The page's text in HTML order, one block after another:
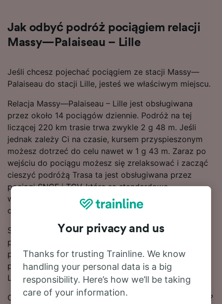
Jak odbyć podróż pociągiem relacji
Massy—Palaiseau – Lille
Jeśli chcesz pojechać pociągiem ze stacji Massy—
Palaiseau do stacji Lille, jesteś we właściwym miejscu.
Relacja Massy—Palaiseau – Lille jest obsługiwana
przez około 14 pociągów dziennie. Podróż na tej
liczącej 220 km trasie trwa zwykle 2 g 48 m. Jeśli
jednak zależy Ci na czasie, kursem przyspieszonym
możesz dotrzeć do celu nawet w 1 g 43 m. Zaraz po
wejściu do pociągu możesz się zrelaksować i zacząć
cieszyć podróżą Trasa ta jest obsługiwana przez
pociągi SNCF i TGV, które są standardowo
wyposażone w nowoczesne, wygodne siedzenia oraz
oferują mnóstwo miejsca na bagaż.
Skorzystaj z naszego narzędzia do planowania
podróży u góry strony, aby wyszukać tanie bilety –
pokażemy Ci, ile możesz zaoszczędzić na
przejazdach pociągiem relacji Massy—Palaiseau –
Lille, jeśli dokonasz rezerwacji z wyprzedzeniem.
Chcesz zarezerwować bilety na podróż do stacji Lille?
Your privacy and us
Thanks for trusting Trainline. We know
handling your personal data is a big
responsibility. Here’s how we’ll be taking
care of your information.